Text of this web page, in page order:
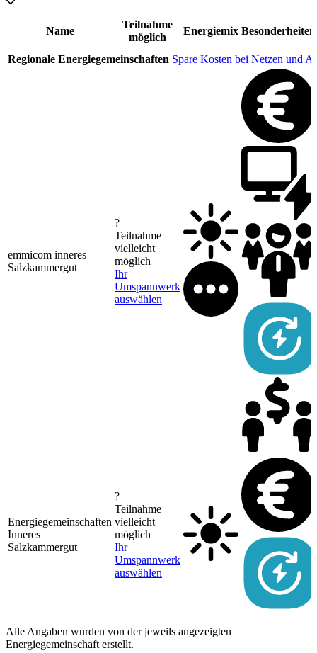
Name
Teilnahme
möglich
Energiemix Besonderheiten
Regionale Energiegemeinschaften Spare Kosten bei Netzen und
emmicom inneres
Salzkammergut
?
Teilnahme
vielleicht
möglich
Ihr
Umspannwerk
auswählen
Energiegemeinschaften
Inneres
Salzkammergut
?
Teilnahme
vielleicht
möglich
Ihr
Umspannwerk
auswählen
Alle Angaben wurden von der jeweils angezeigten
Energiegemeinschaft erstellt.